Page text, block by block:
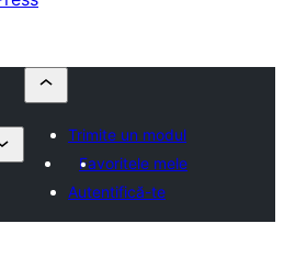
Trimite un modul
Favoritele mele
Autentifică-te